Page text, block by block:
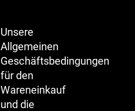
Unsere
Allgemeinen
Geschäftsbedingungen
für den
Wareneinkauf
und die